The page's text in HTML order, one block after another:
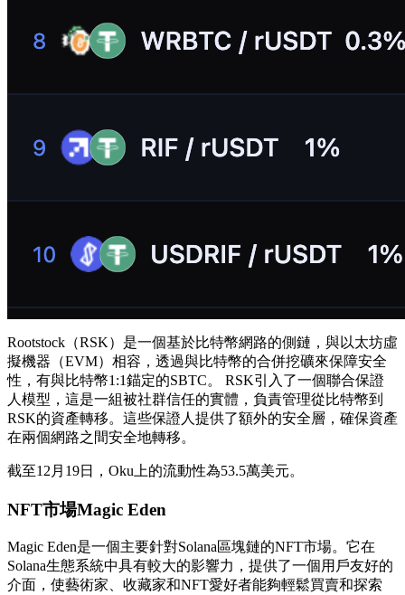
Rootstock（RSK）是一個基於比特幣網路的側鏈，與以太坊虛
擬機器（EVM）相容，透過與比特幣的合併挖礦來保障安全
性，有與比特幣1:1錨定的SBTC。 RSK引入了一個聯合保證
人模型，這是一組被社群信任的實體，負責管理從比特幣到
RSK的資產轉移。這些保證人提供了額外的安全層，確保資產
在兩個網路之間安全地轉移。
截至12月19日，Oku上的流動性為53.5萬美元。
NFT市場Magic Eden
Magic Eden是一個主要針對Solana區塊鏈的NFT市場。它在
Solana生態系統中具有較大的影響力，提供了一個用戶友好的
介面，使藝術家、收藏家和NFT愛好者能夠輕鬆買賣和探索